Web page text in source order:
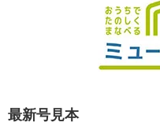
最新号見本